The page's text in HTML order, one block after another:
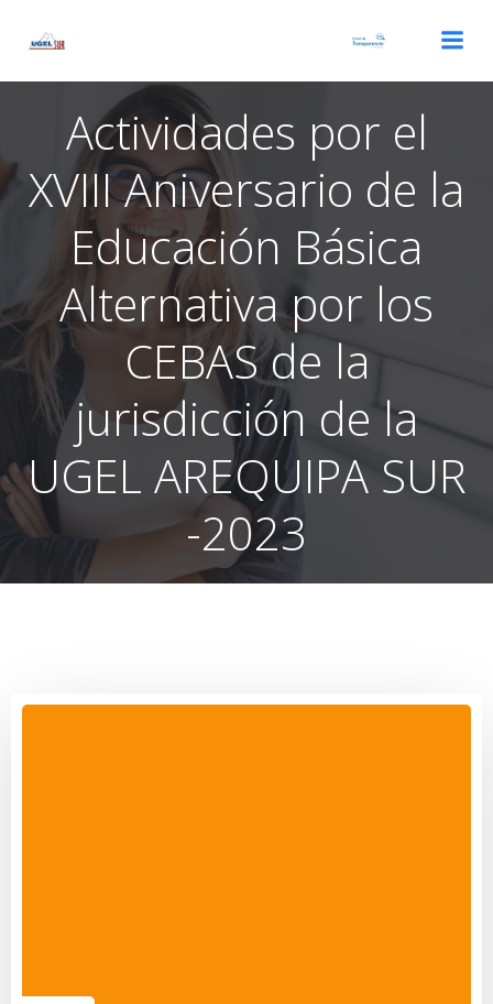
Actividades por el
XVIII Aniversario de la
Educación Básica
Alternativa por los
CEBAS de la
jurisdicción de la
UGEL AREQUIPA SUR
-2023